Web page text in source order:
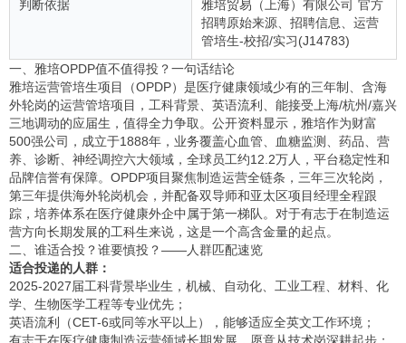
判断依据
雅培贸易（上海）有限公司 官方
招聘原始来源、招聘信息、运营
管培生-校招/实习(J14783)
一、雅培OPDP值不值得投？一句话结论
雅培运营管培生项目（OPDP）是医疗健康领域少有的三年制、含海
外轮岗的运营管培项目，工科背景、英语流利、能接受上海/杭州/嘉兴
三地调动的应届生，值得全力争取。公开资料显示，雅培作为财富
500强公司，成立于1888年，业务覆盖心血管、血糖监测、药品、营
养、诊断、神经调控六大领域，全球员工约12.2万人，平台稳定性和
品牌信誉有保障。OPDP项目聚焦制造运营全链条，三年三次轮岗，
第三年提供海外轮岗机会，并配备双导师和亚太区项目经理全程跟
踪，培养体系在医疗健康外企中属于第一梯队。对于有志于在制造运
营方向长期发展的工科生来说，这是一个高含金量的起点。
二、谁适合投？谁要慎投？——人群匹配速览
适合投递的人群：
2025-2027届工科背景毕业生，机械、自动化、工业工程、材料、化
学、生物医学工程等专业优先；
英语流利（CET-6或同等水平以上），能够适应全英文工作环境；